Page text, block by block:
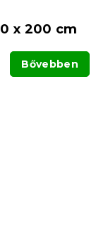
x 200 cm
Bővebben